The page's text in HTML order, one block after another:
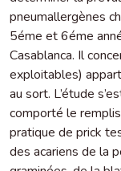
pneumallergènes
5éme et 6éme
Casablanca. Il
exploitables)
au sort. L’étude
comporté le
pratique de prick
des acariens de la